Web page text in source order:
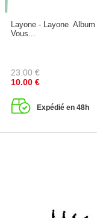
Layone - Layone
Vous...
23.00 €
10.00 €
Expédié en 48h